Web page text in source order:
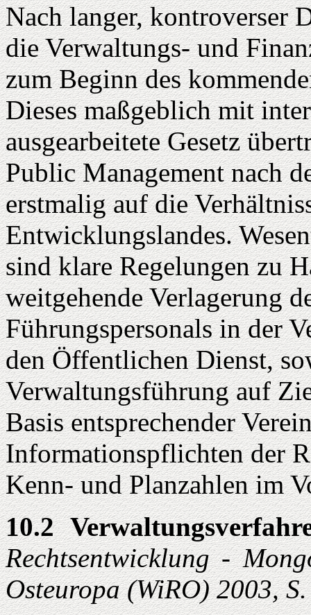
Nach langer, kontroverser
die Verwaltungs- und
zum Beginn des
Dieses maßgeblich mit
ausgearbeitete Gesetz
Public Management nach
erstmalig auf die
Entwicklungslandes.
sind klare Regelungen zu
weitgehende Verlagerung
Führungspersonals in der
den Öffentlichen Dienst,
Verwaltungsführung auf
Basis entsprechender
Informationspflichten der
Kenn- und Planzahlen im
10.2
Rechtsentwicklung -
Osteuropa (WiRO) 2003,